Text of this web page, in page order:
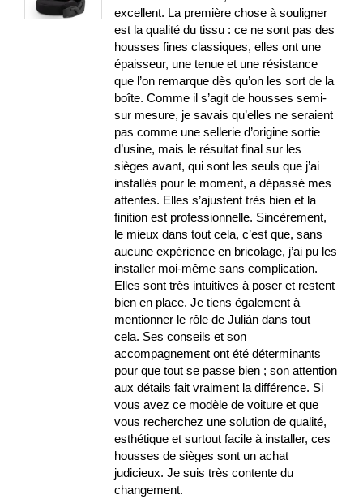
excellent. La première chose à souligner
est la qualité du tissu : ce ne sont pas des
housses fines classiques, elles ont une
épaisseur, une tenue et une résistance
que l’on remarque dès qu’on les sort de la
boîte. Comme il s’agit de housses semi-
sur mesure, je savais qu’elles ne seraient
pas comme une sellerie d’origine sortie
d’usine, mais le résultat final sur les
sièges avant, qui sont les seuls que j’ai
installés pour le moment, a dépassé mes
attentes. Elles s’ajustent très bien et la
finition est professionnelle. Sincèrement,
le mieux dans tout cela, c’est que, sans
aucune expérience en bricolage, j’ai pu les
installer moi-même sans complication.
Elles sont très intuitives à poser et restent
bien en place. Je tiens également à
mentionner le rôle de Julián dans tout
cela. Ses conseils et son
accompagnement ont été déterminants
pour que tout se passe bien ; son attention
aux détails fait vraiment la différence. Si
vous avez ce modèle de voiture et que
vous recherchez une solution de qualité,
esthétique et surtout facile à installer, ces
housses de sièges sont un achat
judicieux. Je suis très contente du
changement.